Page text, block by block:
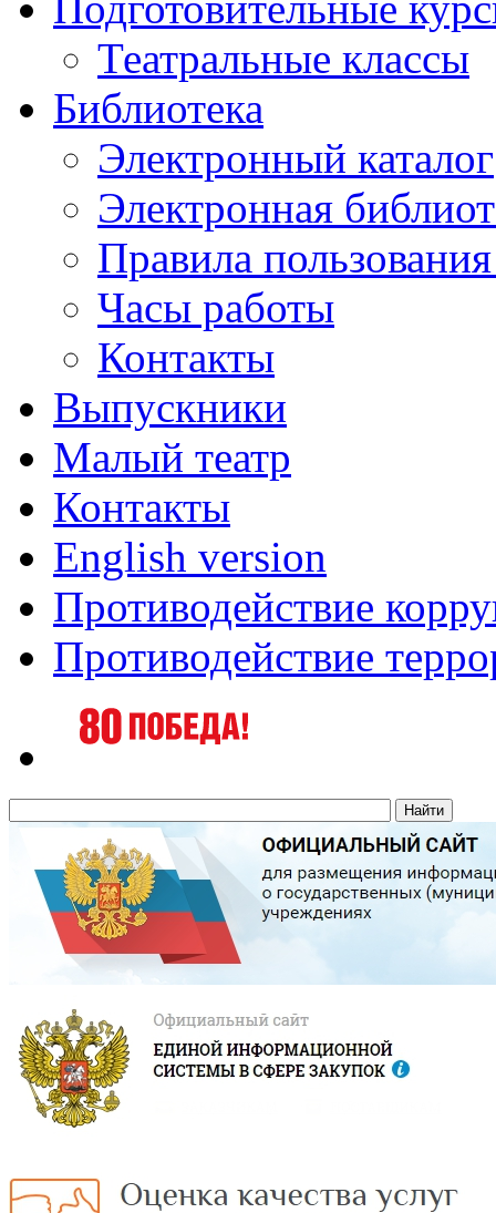
Театральные классы
Библиотека
Электронный каталог
Электронная
Правила
Часы работы
Контакты
Выпускники
Малый театр
Контакты
English version
Противодействие
Противодействие